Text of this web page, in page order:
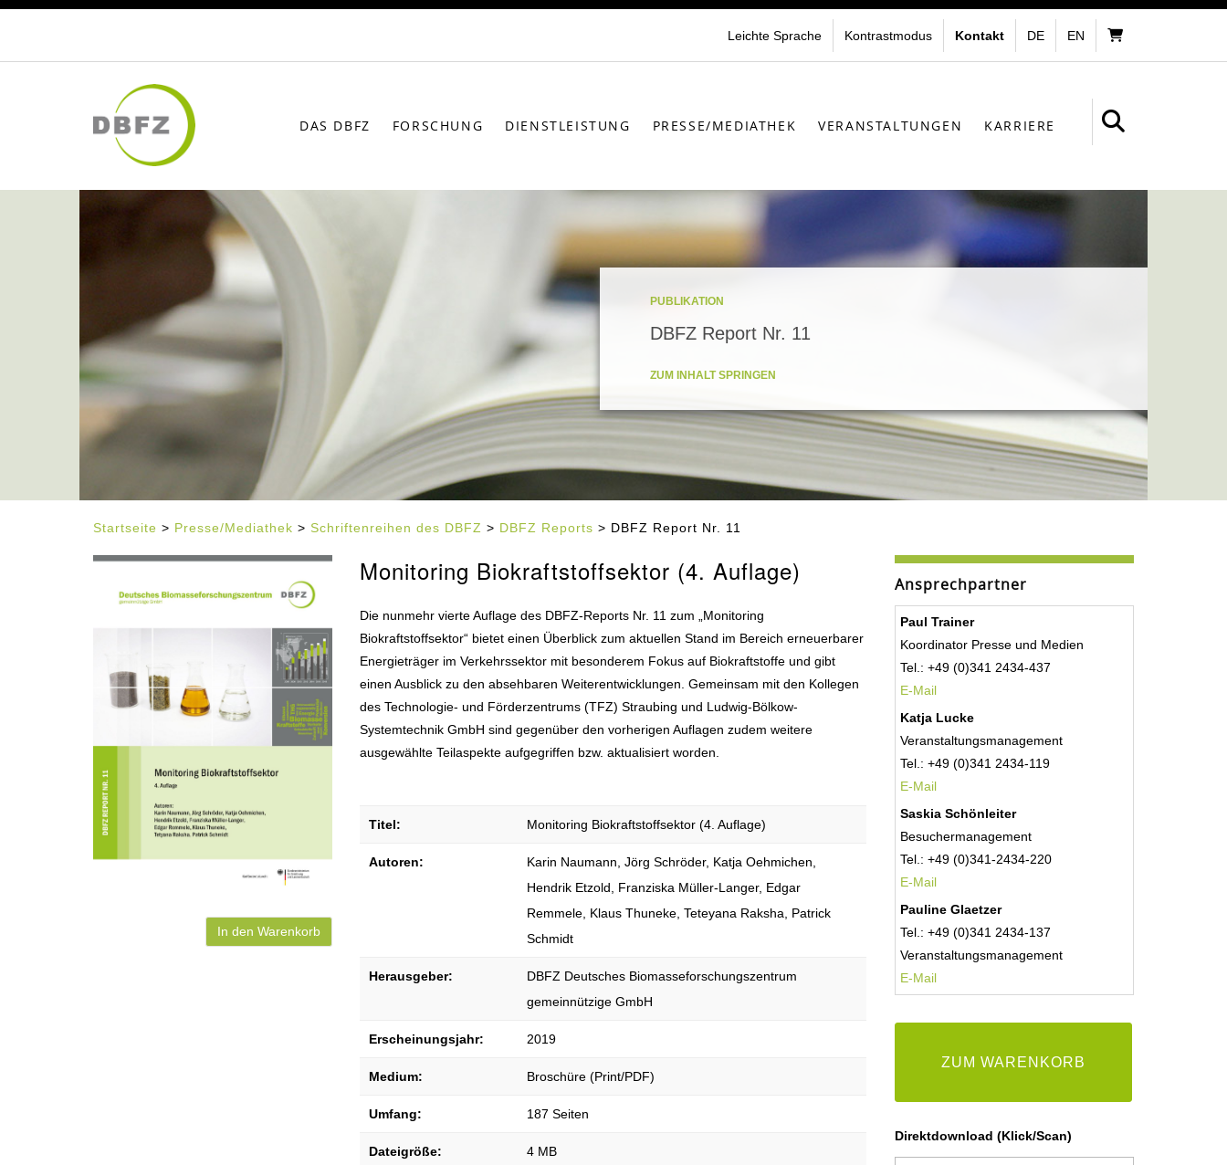
Leichte Sprache Kontrastmodus Kontakt DE EN
DAS DBFZ FORSCHUNG DIENSTLEISTUNG PRESSE/MEDIATHEK VERANSTALTUNGEN KARRIERE
PUBLIKATION
DBFZ Report Nr. 11
ZUM INHALT SPRINGEN
Startseite > Presse/Mediathek > Schriftenreihen des DBFZ > DBFZ Reports > DBFZ Report Nr. 11
In den Warenkorb
Monitoring Biokraftstoffsektor (4. Auflage)
Die nunmehr vierte Auflage des DBFZ-Reports Nr. 11 zum „Monitoring
Biokraftstoffsektor“ bietet einen Überblick zum aktuellen Stand im Bereich erneuerbarer
Energieträger im Verkehrssektor mit besonderem Fokus auf Biokraftstoffe und gibt
einen Ausblick zu den absehbaren Weiterentwicklungen. Gemeinsam mit den Kollegen
des Technologie- und Förderzentrums (TFZ) Straubing und Ludwig-Bölkow-
Systemtechnik GmbH sind gegenüber den vorherigen Auflagen zudem weitere
ausgewählte Teilaspekte aufgegriffen bzw. aktualisiert worden.
Titel: Monitoring Biokraftstoffsektor (4. Auflage)
Autoren:
Karin Naumann, Jörg Schröder, Katja Oehmichen,
Hendrik Etzold, Franziska Müller-Langer, Edgar
Remmele, Klaus Thuneke, Teteyana Raksha, Patrick
Schmidt
Herausgeber:
DBFZ Deutsches Biomasseforschungszentrum
gemeinnützige GmbH
Erscheinungsjahr: 2019
Medium: Broschüre (Print/PDF)
Umfang: 187 Seiten
Dateigröße: 4 MB
Ansprechpartner
Paul Trainer
Koordinator Presse und Medien
Tel.: +49 (0)341 2434-437
E-Mail
Katja Lucke
Veranstaltungsmanagement
Tel.: +49 (0)341 2434-119
E-Mail
Saskia Schönleiter
Besuchermanagement
Tel.: +49 (0)341-2434-220
E-Mail
Pauline Glaetzer
Tel.: +49 (0)341 2434-137
Veranstaltungsmanagement
E-Mail
ZUM WARENKORB
Direktdownload (Klick/Scan)